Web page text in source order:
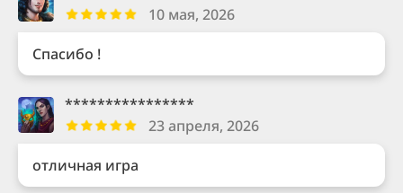
10 мая, 2026
Спасибо !
****************
23 апреля, 2026
отличная игра